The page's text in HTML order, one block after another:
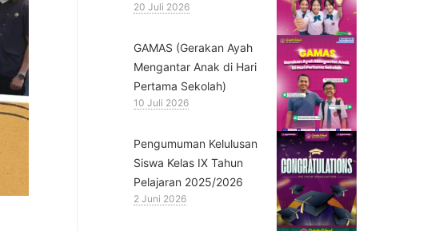
20 Juli 2026
GAMAS (Gerakan Ayah
Mengantar Anak di Hari
Pertama Sekolah)
10 Juli 2026
Pengumuman Kelulusan
Siswa Kelas IX Tahun
Pelajaran 2025/2026
2 Juni 2026